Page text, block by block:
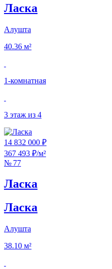
Ласка
Алушта
40.36 м²
1‑комнатная
3 этаж из 4
14 832 000 ₽
367 493 ₽/м²
№ 77
Ласка
Ласка
Алушта
38.10 м²